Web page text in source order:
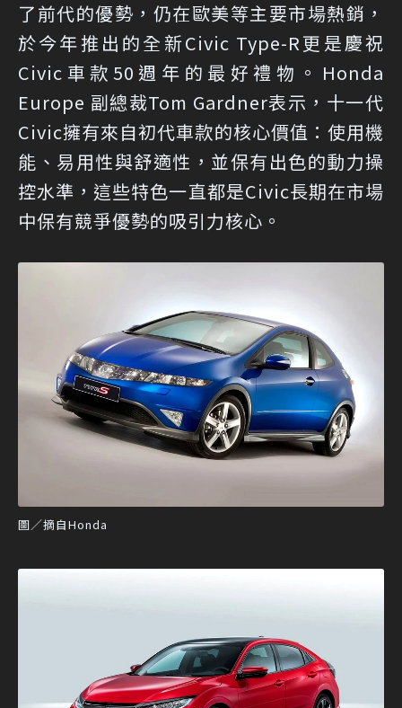
了前代的優勢，仍在歐美等主要市場熱銷，
於今年推出的全新Civic Type-R更是慶祝
Civic車款50週年的最好禮物。Honda
Europe 副總裁Tom Gardner表示，十一代
Civic擁有來自初代車款的核心價值：使用機
能、易用性與舒適性，並保有出色的動力操
控水準，這些特色一直都是Civic長期在市場
中保有競爭優勢的吸引力核心。
圖／摘自Honda